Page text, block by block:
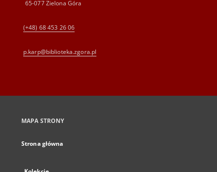
65-077 Zielona Góra
(+48) 68 453 26 06
p.karp@biblioteka.zgora.pl
MAPA STRONY
Strona główna